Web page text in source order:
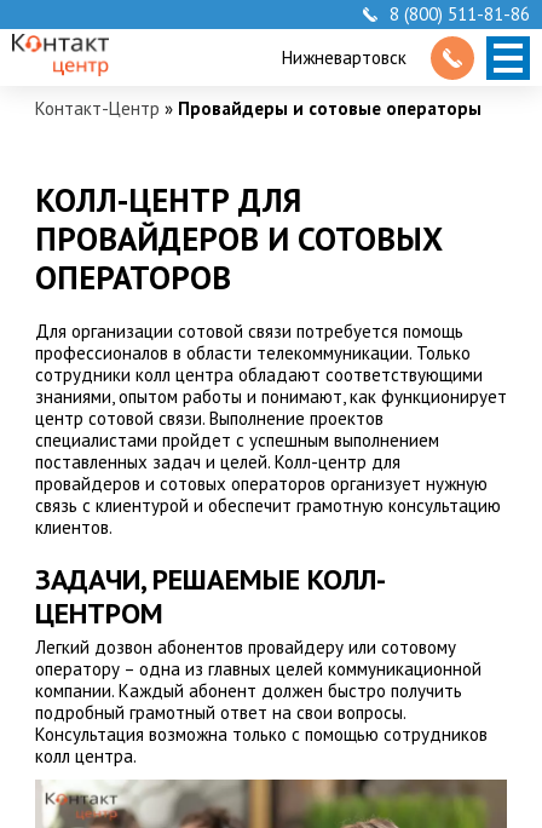
8 (800) 511-81-86
Нижневартовск
Контакт-Центр » Провайдеры и сотовые операторы
КОЛЛ-ЦЕНТР ДЛЯ
ПРОВАЙДЕРОВ И СОТОВЫХ
ОПЕРАТОРОВ
Для организации сотовой связи потребуется помощь
профессионалов в области телекоммуникации. Только
сотрудники колл центра обладают соответствующими
знаниями, опытом работы и понимают, как функционирует
центр сотовой связи. Выполнение проектов
специалистами пройдет с успешным выполнением
поставленных задач и целей. Колл-центр для
провайдеров и сотовых операторов организует нужную
связь с клиентурой и обеспечит грамотную консультацию
клиентов.
ЗАДАЧИ, РЕШАЕМЫЕ КОЛЛ-
ЦЕНТРОМ
Легкий дозвон абонентов провайдеру или сотовому
оператору – одна из главных целей коммуникационной
компании. Каждый абонент должен быстро получить
подробный грамотный ответ на свои вопросы.
Консультация возможна только с помощью сотрудников
колл центра.